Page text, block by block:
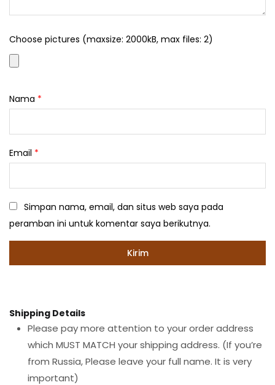
Choose pictures (maxsize: 2000kB, max files: 2)
Nama *
Email *
Simpan nama, email, dan situs web saya pada
peramban ini untuk komentar saya berikutnya.
Shipping Details
Please pay more attention to your order address
which MUST MATCH your shipping address. (If you’re
from Russia, Please leave your full name. It is very
important)